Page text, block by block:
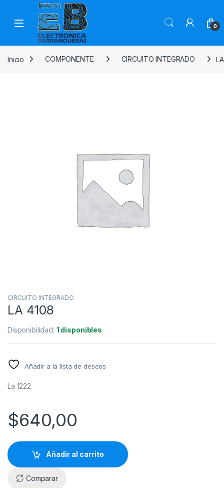
0
Inicio COMPONENTE CIRCUITO INTEGRADO
CIRCUITO INTEGRADO
LA 4108
Disponibilidad: 1 disponibles
Añadir a la lista de deseos
La 1222
$640,00
Añadir al carrito
Comparar